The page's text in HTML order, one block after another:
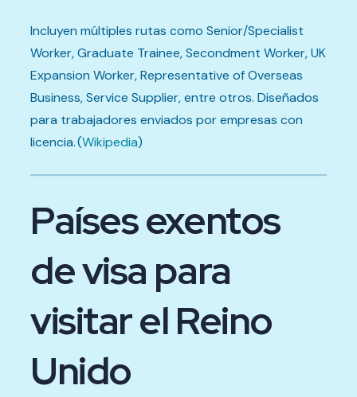
Incluyen múltiples rutas como Senior/Specialist
Worker, Graduate Trainee, Secondment Worker, UK
Expansion Worker, Representative of Overseas
Business, Service Supplier, entre otros. Diseñados
para trabajadores enviados por empresas con
licencia. (Wikipedia)
Países exentos
de visa para
visitar el Reino
Unido